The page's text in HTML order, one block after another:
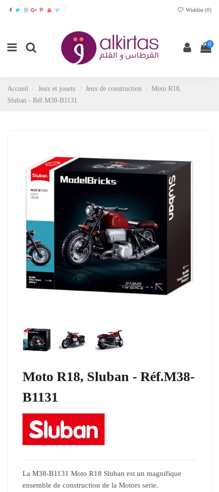
Wishlist (0)
0
Accueil Jeux et jouets Jeux de construction
Moto R18,
Sluban - Réf.M38-B1131
Moto R18, Sluban - Réf.M38-
B1131
La M38-B1131 Moto R18 Sluban est un magnifique
ensemble de construction de la Motors serie.